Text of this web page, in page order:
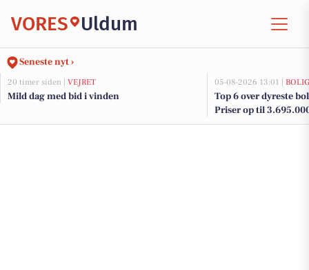
VORES Uldum
Seneste nyt ›
20 timer siden | VEJRET
Mild dag med bid i vinden
05-08-2026 13:01 |
Top 6 over dyreste
Priser op til